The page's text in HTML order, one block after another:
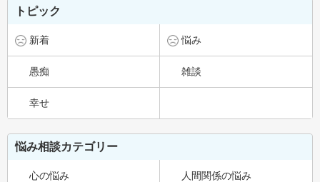
トピック
新着 悩み
愚痴 雑談
幸せ
悩み相談カテゴリー
心の悩み 人間関係の悩み